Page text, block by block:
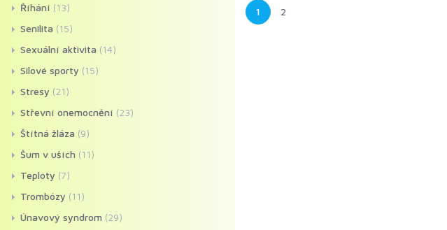
1 2
Říhání (13)
Senilita (15)
Sexuální aktivita (14)
Silové sporty (15)
Stresy (21)
Střevní onemocnění (23)
Štítná žláza (9)
Šum v uších (11)
Teploty (7)
Trombózy (11)
Únavový syndrom (29)